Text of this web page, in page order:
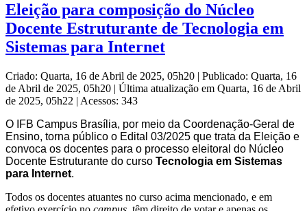
Eleição para composição do Núcleo
Docente Estruturante de Tecnologia em
Sistemas para Internet
Criado: Quarta, 16 de Abril de 2025, 05h20 | Publicado: Quarta, 16
de Abril de 2025, 05h20 | Última atualização em Quarta, 16 de Abril
de 2025, 05h22 | Acessos: 343
O IFB Campus Brasília, por meio da Coordenação-Geral de
Ensino, torna público o Edital 03/2025 que trata da Eleição e
convoca os docentes para o processo eleitoral do Núcleo
Docente Estruturante do curso Tecnologia em Sistemas
para Internet.
Todos os docentes atuantes no curso acima mencionado, e em